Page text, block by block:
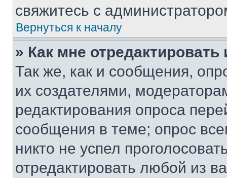
свяжитесь с
Вернуться к началу
» Как мне
Так же, как и сообщения,
их создателями,
редактирования опроса
сообщения в теме; опрос
никто не успел
отредактировать любой из